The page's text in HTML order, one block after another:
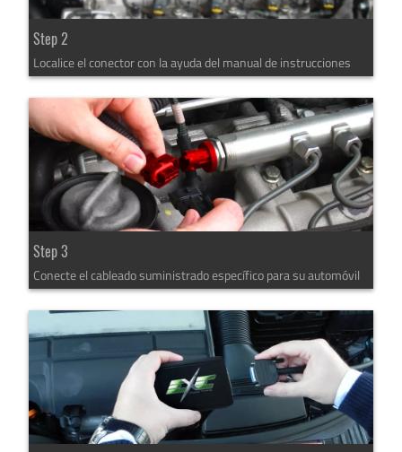
Step 2
Localice el conector con la ayuda del manual de instrucciones
Step 3
Conecte el cableado suministrado específico para su automóvil